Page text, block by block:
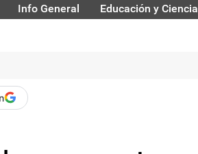
Info General Educación y Ciencia